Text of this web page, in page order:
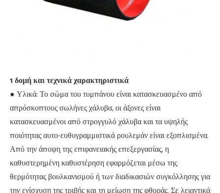
1 δομή και τεχνικά χαρακτηριστικά
● Υλικά: Το σώμα του τυμπάνου είναι κατασκευασμένο από
απρόσκοπτους σωλήνες χάλυβα, οι άξονες είναι
κατασκευασμένοι από στρογγυλό χάλυβα και τα υψηλής
ποιότητας αυτο-ευθυγραμμιστικά ρουλεμάν είναι εξοπλισμένα.
Από την άποψη της επιφανειακής επεξεργασίας, η
καθυστερημένη καθυστέρηση εφαρμόζεται μέσω της
θερμότητας βουλκανισμού ή των διαδικασιών συγκόλλησης για